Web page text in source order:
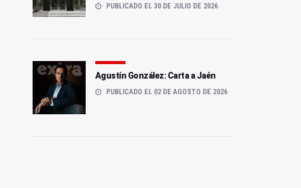
PUBLICADO EL 30 DE JULIO DE 2026
Agustín González: Carta a Jaén
PUBLICADO EL 02 DE AGOSTO DE 2026